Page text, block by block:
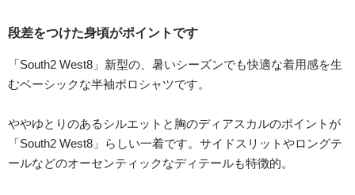
段差をつけた身頃がポイントです
「South2 West8」新型の、暑いシーズンでも快適な着用感を生
むベーシックな半袖ポロシャツです。
ややゆとりのあるシルエットと胸のディアスカルのポイントが
「South2 West8」らしい一着です。サイドスリットやロングテ
ールなどのオーセンティックなディテールも特徴的。